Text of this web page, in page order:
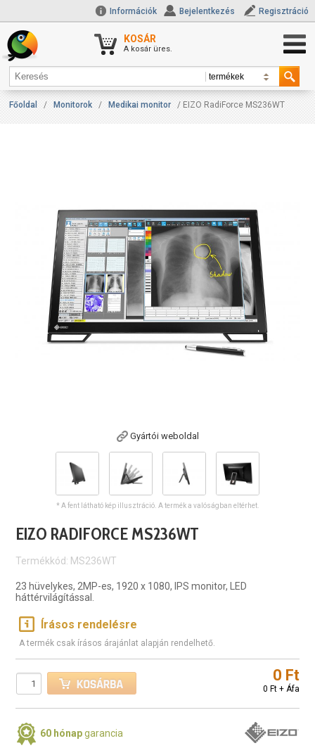
Információk Bejelentkezés Regisztráció
KOSÁR
A kosár üres.
Főoldal / Monitorok / Medikai monitor / EIZO RadiForce MS236WT
Gyártói weboldal
* A fent látható kép illusztráció. A termék a valóságban eltérhet.
EIZO RADIFORCE MS236WT
Termékkód: MS236WT
23 hüvelykes, 2MP-es, 1920 x 1080, IPS monitor, LED
háttérvilágítással.
Írásos rendelésre
A termék csak írásos árajánlat alapján rendelhető.
0 Ft
0 Ft + Áfa
60 hónapgarancia